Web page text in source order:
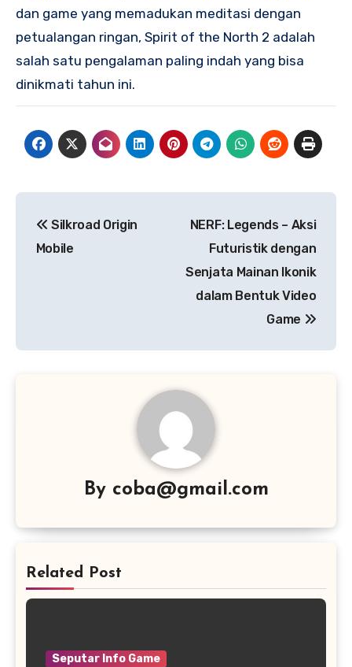
dan game yang memadukan meditasi dengan
petualangan ringan, Spirit of the North 2 adalah
salah satu pengalaman paling indah yang bisa
dinikmati tahun ini.
pos
Silkroad Origin
Mobile
NERF: Legends – Aksi
Futuristik dengan
Senjata Mainan Ikonik
dalam Bentuk Video
Game
By coba@gmail.com
Related Post
Seputar Info Game